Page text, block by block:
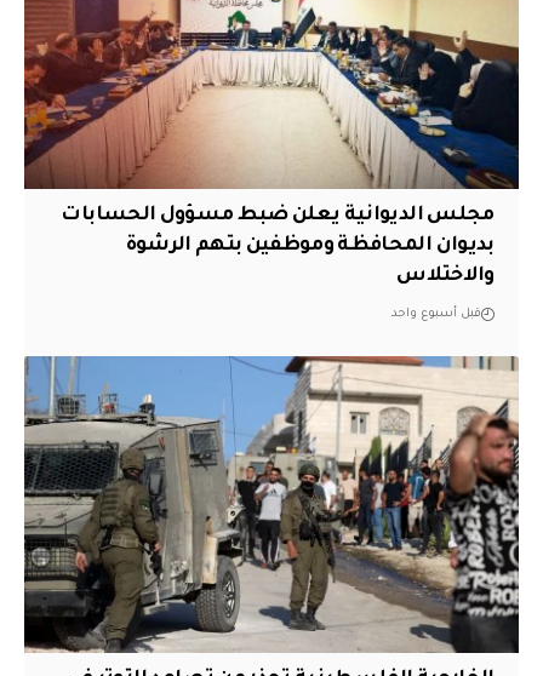
مجلس الديوانية يعلن ضبط مسؤول الحسابات
بديوان المحافظة وموظفين بتهم الرشوة
والاختلاس
قبل أسبوع واحد